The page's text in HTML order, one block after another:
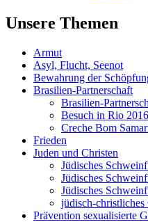
Unsere Themen
Armut
Asyl, Flucht, Seenot
Bewahrung der
Brasilien-Partnerschaft
Brasilien-
Besuch in Rio 2016
Creche Bom
Frieden
Juden und Christen
Jüdisches
Jüdisches
Jüdisches
jüdisch-christliches
Prävention sexualisierte